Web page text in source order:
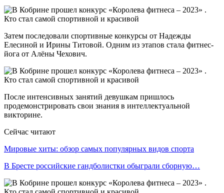
Затем последовали спортивные конкурсы от Надежды
Елесиной и Ирины Титовой. Одним из этапов стала фитнес-
йога от Алёны Чехович.
После интенсивных занятий девушкам пришлось
продемонстрировать свои знания в интеллектуальной
викторине.
Сейчас читают
Мировые хиты: обзор самых популярных видов спорта
В Бресте российские гандболистки обыграли сборную…